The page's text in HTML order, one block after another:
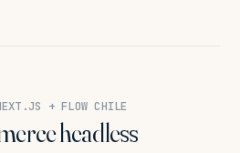
+ FLOW CHILE
headless